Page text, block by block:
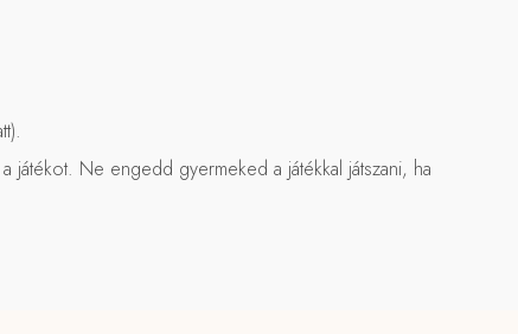
játékot. Ne engedd gyermeked a játékkal játszani, ha